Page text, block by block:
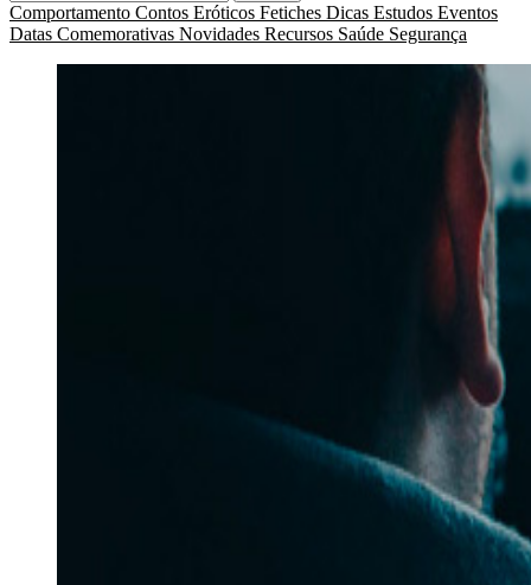
Comportamento Contos Eróticos Fetiches Dicas Estudos Eventos
Datas Comemorativas Novidades Recursos Saúde Segurança